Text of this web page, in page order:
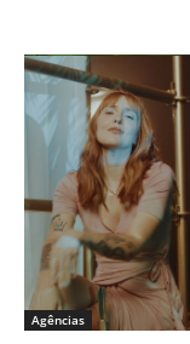
Agências